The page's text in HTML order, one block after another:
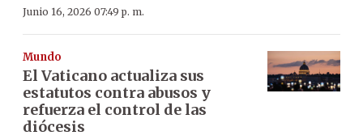
Junio 16, 2026 07:49 p. m.
Mundo
El Vaticano actualiza sus
estatutos contra abusos y
refuerza el control de las
diócesis